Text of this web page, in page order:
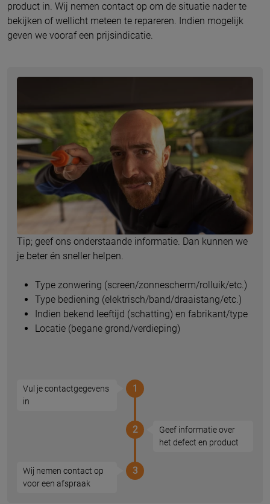
product in. Wij nemen contact op om de situatie nader te
bekijken of wellicht meteen te repareren. Indien mogelijk
geven we vooraf een prijsindicatie.
Tip; geef ons onderstaande informatie. Dan kunnen we
je beter én sneller helpen.
Type zonwering (screen/zonnescherm/rolluik/etc.)
Type bediening (elektrisch/band/draaistang/etc.)
Indien bekend leeftijd (schatting) en fabrikant/type
Locatie (begane grond/verdieping)
Vul je contactgegevens
in
1
Geef informatie over
het defect en product
2
Wij nemen contact op
voor een afspraak
3